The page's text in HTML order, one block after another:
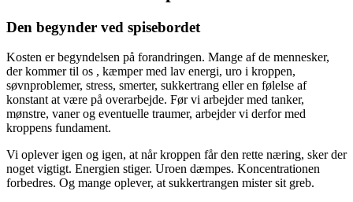
Den begynder ved spisebordet
Kosten er begyndelsen på forandringen. Mange af de mennesker,
der kommer til os , kæmper med lav energi, uro i kroppen,
søvnproblemer, stress, smerter, sukkertrang eller en følelse af
konstant at være på overarbejde. Før vi arbejder med tanker,
mønstre, vaner og eventuelle traumer, arbejder vi derfor med
kroppens fundament.
Vi oplever igen og igen, at når kroppen får den rette næring, sker der
noget vigtigt. Energien stiger. Uroen dæmpes. Koncentrationen
forbedres. Og mange oplever, at sukkertrangen mister sit greb.